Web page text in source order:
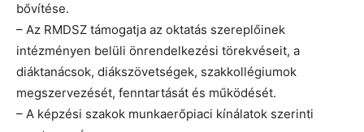
bővítése.
– Az RMDSZ támogatja az oktatás szereplőinek
intézményen belüli önrendelkezési törekvéseit, a
diáktanácsok, diákszövetségek, szakkollégiumok
megszervezését, fenntartását és működését.
– A képzési szakok munkaerőpiaci kínálatok szerinti